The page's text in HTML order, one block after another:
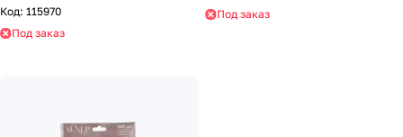
Код: 115970
Под заказ
Под заказ